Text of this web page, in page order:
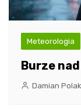
Meteorologia
Burze
Damian Polak